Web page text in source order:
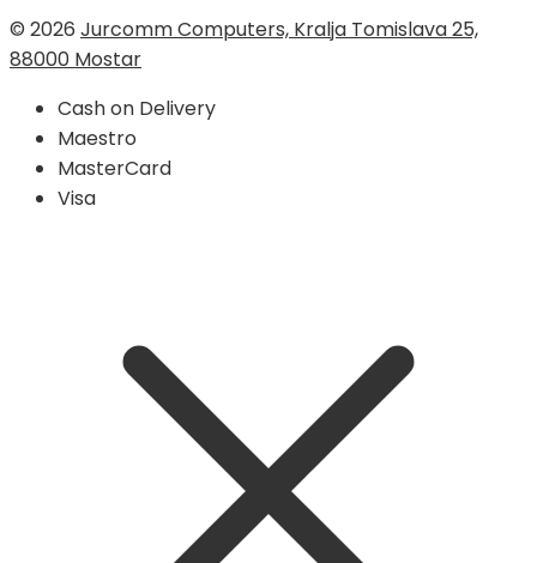
© 2026 Jurcomm Computers, Kralja Tomislava 25,
88000 Mostar
Cash on Delivery
Maestro
MasterCard
Visa